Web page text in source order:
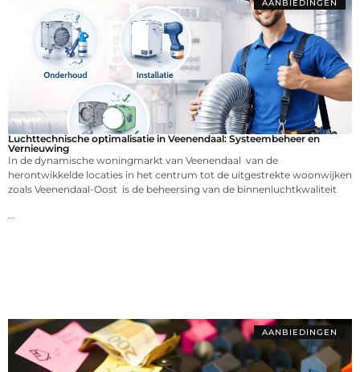
AANBIEDINGEN
Luchttechnische optimalisatie in Veenendaal: Systeembeheer en
Vernieuwing
In de dynamische woningmarkt van Veenendaal van de
herontwikkelde locaties in het centrum tot de uitgestrekte woonwijken
zoals Veenendaal-Oost is de beheersing van de binnenluchtkwaliteit
...
AANBIEDINGEN